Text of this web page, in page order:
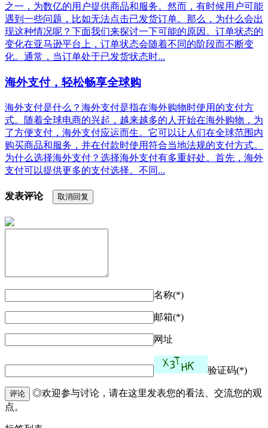
之一，为数亿的用户提供商品和服务。然而，有时候用户可能
遇到一些问题，比如无法点击已发货订单。那么，为什么会出
现这种情况呢？下面我们来探讨一下可能的原因。订单状态的
变化在亚马逊平台上，订单状态会随着不同的阶段而不断变
化。通常，当订单处于已发货状态时...
海外支付，轻松畅享全球购
海外支付是什么？海外支付是指在海外购物时使用的支付方
式。随着全球电商的兴起，越来越多的人开始在海外购物，为
了方便支付，海外支付应运而生。它可以让人们在全球范围内
购买商品和服务，并在付款时使用符合当地法规的支付方式。
为什么选择海外支付？选择海外支付有多重好处。首先，海外
支付可以提供更多的支付选择。不同...
发表评论 取消回复
名称(*)
邮箱(*)
网址
验证码(*)
评论
◎欢迎参与讨论，请在这里发表您的看法、交流您的观
点。